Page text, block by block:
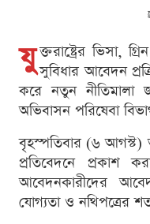
যু ক্তরাষ্ট্রের ভিসা,
সুবিধার আবেদন
করে নতুন নীতিমালা
অভিবাসন পরিষেবা
বৃহস্পতিবার (৬ আগস্ট)
প্রতিবেদনে প্রকাশ
আবেদনকারীদের
যোগ্যতা ও নথিপত্রের